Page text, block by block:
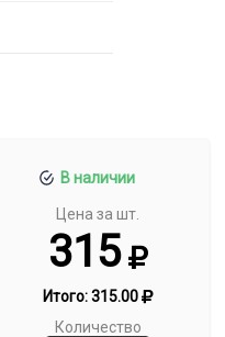
В наличии
Цена за шт.
315
Итого:315.00
Количество